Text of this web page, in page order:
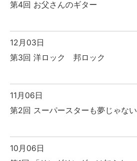
第4回 お父さんのギター
12月03日
第3回 洋ロック 邦ロック
11月06日
第2回 スーパースターも夢じゃない
10月06日